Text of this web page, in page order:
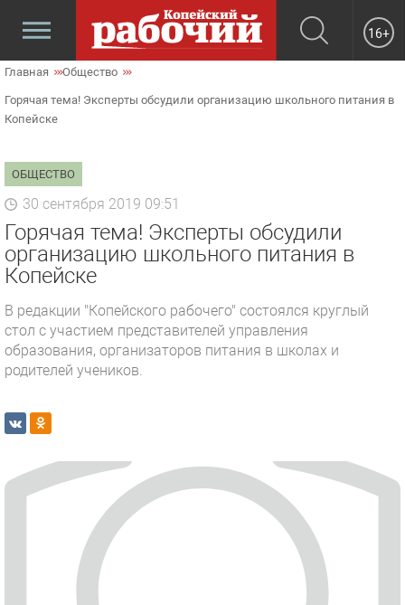
16+
Главная Общество
Горячая тема! Эксперты обсудили организацию школьного питания в
Копейске
ОБЩЕСТВО
30 сентября 2019 09:51
Горячая тема! Эксперты обсудили
организацию школьного питания в
Копейске
В редакции "Копейского рабочего" состоялся круглый
стол с участием представителей управления
образования, организаторов питания в школах и
родителей учеников.